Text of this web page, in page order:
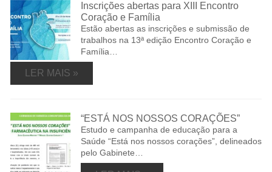
Inscrições abertas para XIII Encontro
Coração e Família
Estão abertas as inscrições e submissão de
trabalhos na 13ª edição Encontro Coração e
Família…
LER MAIS »
“ESTÁ NOS NOSSOS CORAÇÕES”
Estudo e campanha de educação para a
Saúde “Está nos nossos corações”, delineados
pelo Gabinete…